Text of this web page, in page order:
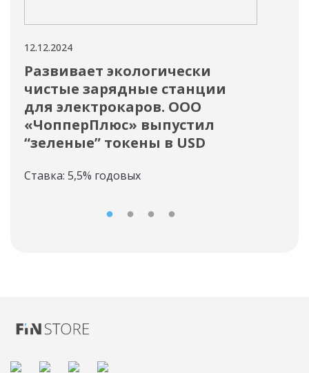
12.12.2024
Развивает экологически
чистые зарядные станции
для электрокаров. ООО
«ЧопперПлюс» выпустил
“зеленые” токены в USD
Ставка: 5,5% годовых